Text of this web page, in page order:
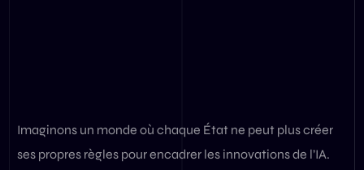
Imaginons un monde où chaque État ne peut plus créer
ses propres règles pour encadrer les innovations de l’IA.